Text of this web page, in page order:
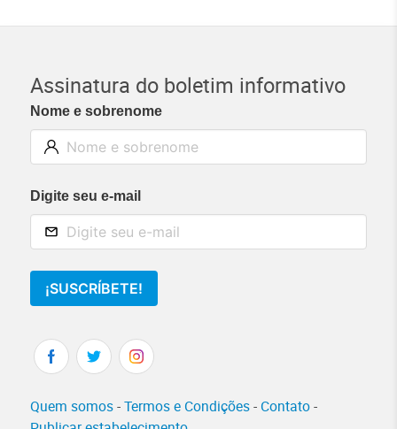
Assinatura do boletim informativo
Nome e sobrenome
Digite seu e-mail
¡SUSCRÍBETE!
Quem somos-Termos e Condições- Contato-